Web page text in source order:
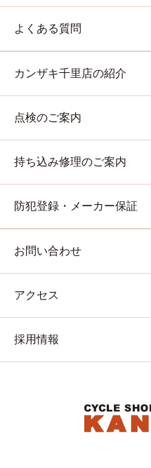
よくある質問
カンザキ千里店の紹介
点検のご案内
持ち込み修理のご案内
防犯登録・メーカー保証
お問い合わせ
アクセス
採用情報